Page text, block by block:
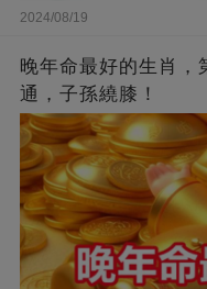
2024/08/19
晚年命最好的生肖，
通，子孫繞膝！